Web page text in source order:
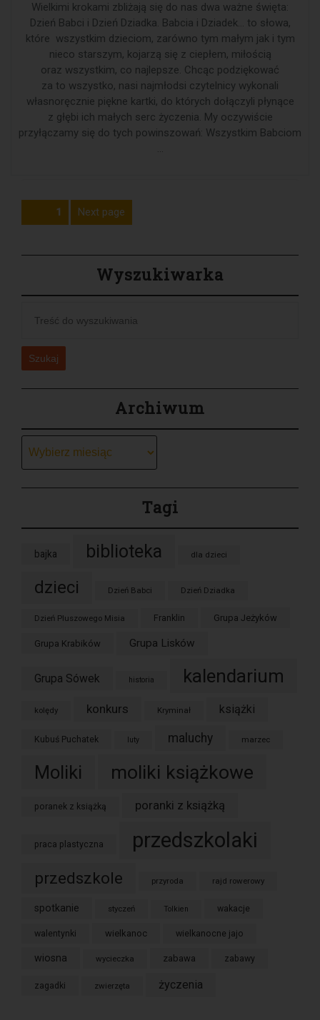
Wielkimi krokami zbliżają się do nas dwa ważne święta:
Dzień Babci i Dzień Dziadka. Babcia i Dziadek… to słowa,
które wszystkim dzieciom, zarówno tym małym jak i tym
nieco starszym, kojarzą się z ciepłem, miłością
oraz wszystkim, co najlepsze. Chcąc podziękować
za to wszystko, nasi najmłodsi czytelnicy wykonali
własnoręcznie piękne kartki, do których dołączyli płynące
z głębi ich małych serc życzenia. My oczywiście
przyłączamy się do tych powinszowań: Wszystkim Babciom
…
Stronicowanie
1 Next page
Wyszukiwarka
Szukaj
Archiwum
Tagi
bajka biblioteka dla dzieci
dzieci Dzień Babci Dzień Dziadka
Dzień Pluszowego Misia Franklin Grupa Jeżyków
Grupa Krabików Grupa Lisków
Grupa Sówek historia kalendarium
kolędy konkurs Kryminał książki
Kubuś Puchatek luty maluchy marzec
Moliki moliki książkowe
poranek z książką poranki z książką
praca plastyczna przedszkolaki
przedszkole przyroda rajd rowerowy
spotkanie styczeń Tolkien wakacje
walentynki wielkanoc wielkanocne jajo
wiosna wycieczka zabawa zabawy
zagadki zwierzęta życzenia